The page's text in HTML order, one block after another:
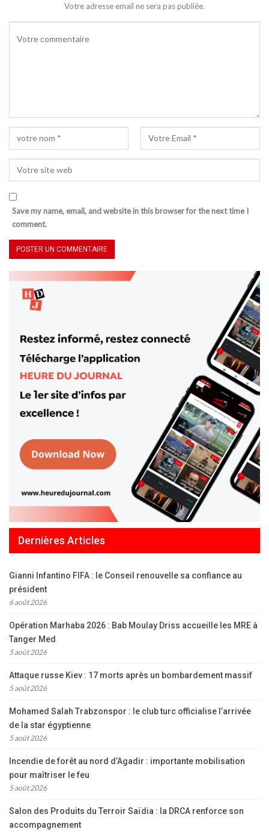
Votre adresse email ne sera pas publiée.
Save my name, email, and website in this browser for the next time I
comment.
Dernières Articles
Gianni Infantino FIFA : le Conseil renouvelle sa confiance au
président
6 août 2026
Opération Marhaba 2026 : Bab Moulay Driss accueille les MRE à
Tanger Med
5 août 2026
Attaque russe Kiev : 17 morts après un bombardement massif
5 août 2026
Mohamed Salah Trabzonspor : le club turc officialise l’arrivée
de la star égyptienne
5 août 2026
Incendie de forêt au nord d’Agadir : importante mobilisation
pour maîtriser le feu
5 août 2026
Salon des Produits du Terroir Saïdia : la DRCA renforce son
accompagnement